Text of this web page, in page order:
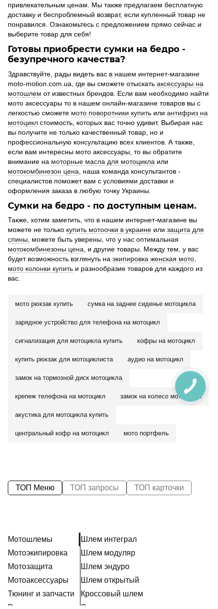
привлекательным ценам. Мы также предлагаем бесплатную
доставку и беспроблемный возврат, если купленный товар не
понравился. Ознакомьтесь с предложением прямо сейчас и
выберите товар для себя!
Готовы приобрести сумки на бедро -
безупречного качества?
Здравствуйте, рады видеть вас в нашем интернет-магазине
moto-motion.com.ua, где вы сможете отыскать аксессуары на
мотошлем от известных брендов. Если вам необходимо найти
мото аксессуары то в нашем онлайн-магазине товаров вы с
легкостью сможете мото поворотники купить или антифриз на
мотоцикл стоимость, которых вас точно удивит. Выбирая нас
вы получите не только качественный товар, но и
профессиональную консультацию всех клиентов. А также,
если вам интересны мото аксессуары, то вы обратите
внимание на моторные масла для мотоцикла или
мотокомбинезон цена , наша команда консультантов -
специалистов поможет вам с условиями доставки и
оформления заказа в любую точку Украины.
Сумки на бедро - по доступным ценам.
Также, хотим заметить, что в нашем интернет-магазине вы
можете не только купить мотоочки в украине или защита для
спины , можете быть уверены, что у нас оптимальная
мотокомбинезоны цена , и другие товары. Между тем, у вас
будет возможность взглянуть на экипировка женская мото
мото колонки купить и разнообразие товаров для каждого из
вас.
мото рюкзак купить сумка на заднее сиденье мотоцикла
зарядное устройство для телефона на мотоцикл
сигнализация для мотоцикла купить кофры на мотоцикл
купить рюкзак для мотоциклиста аудио на мотоцикл
замок на тормозной диск мотоцикла
крепеж телефона на мотоцикл замок на колесо мотоцикла
акустика для мотоцикла купить
центральный кофр на мотоцикл мото портфель
ТОП Меню ТОП запросы ТОП карточки
Мотошлемы
Мотоэкипировка
Мотозащита
Мотоаксессуары
Тюнинг и запчасти
Шлем интеграл
Шлем модуляр
Шлем эндуро
Шлем открытый
Кроссовый шлем